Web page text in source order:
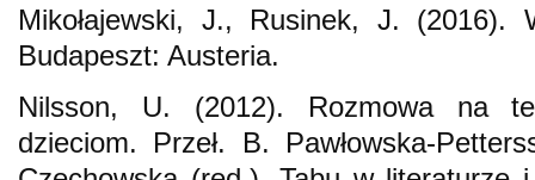
Mikołajewski, J., Rusinek, J. (2016).
Budapeszt: Austeria.
Nilsson, U. (2012). Rozmowa na
dzieciom. Przeł. B. Pawłowska-